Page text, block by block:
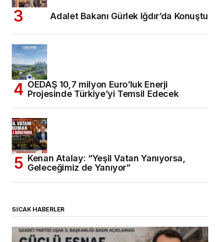
Adalet Bakanı Gürlek Iğdır’da Konuştu
OEDAŞ 10,7 milyon Euro’luk Enerji
Projesinde Türkiye’yi Temsil Edecek
Kenan Atalay: “Yeşil Vatan Yanıyorsa,
Geleceğimiz de Yanıyor”
SICAK HABERLER